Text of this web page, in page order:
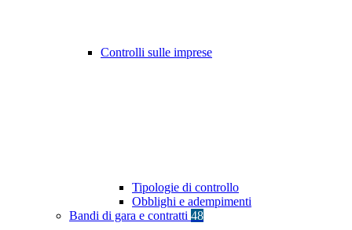
Controlli sulle imprese
Tipologie di controllo
Obblighi e adempimenti
Bandi di gara e contratti 48